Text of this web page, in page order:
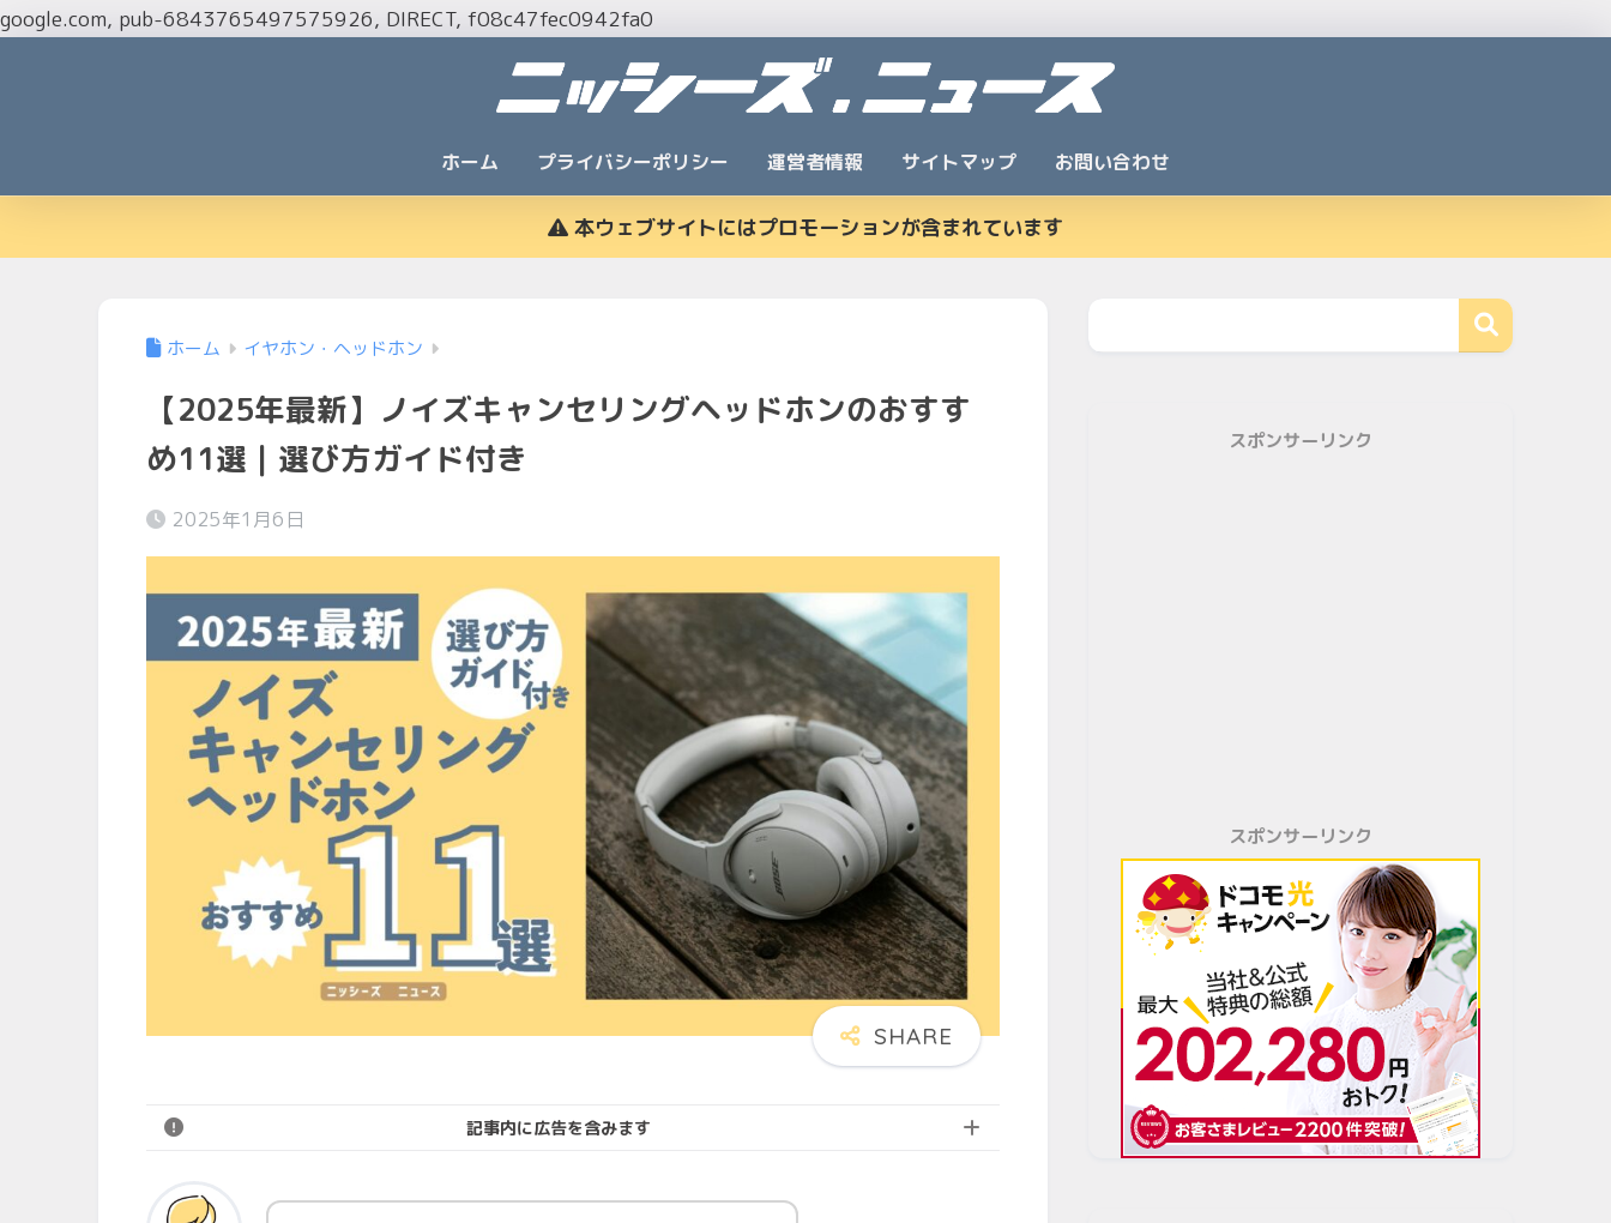
google.com, pub-6843765497575926, DIRECT, f08c47fec0942fa0
ホーム プライバシーポリシー 運営者情報 サイトマップ お問い合わせ
本ウェブサイトにはプロモーションが含まれています
ホーム イヤホン・ヘッドホン
【2025年最新】ノイズキャンセリングヘッドホンのおすす
め11選｜選び方ガイド付き
2025年1月6日
記事内に広告を含みます
スポンサーリンク
スポンサーリンク